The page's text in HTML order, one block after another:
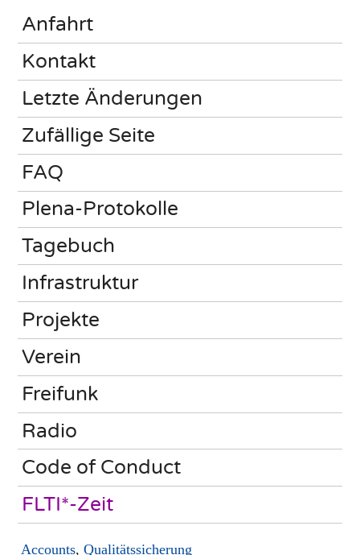
Anfahrt
Kontakt
Letzte Änderungen
Zufällige Seite
FAQ
Plena-Protokolle
Tagebuch
Infrastruktur
Projekte
Verein
Freifunk
Radio
Code of Conduct
FLTI*-Zeit
Accounts, Qualitätssicherung